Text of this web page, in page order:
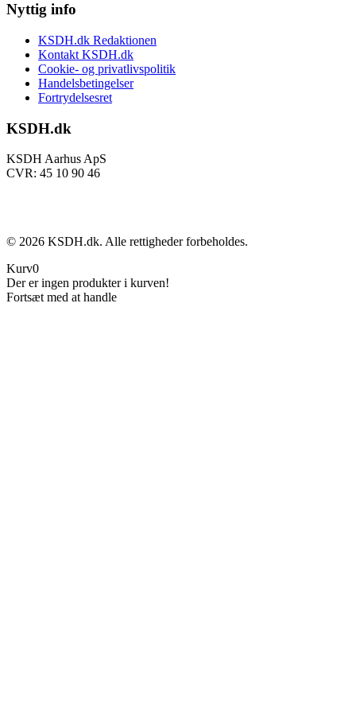
Nyttig info
KSDH.dk Redaktionen
Kontakt KSDH.dk
Cookie- og privatlivspolitik
Handelsbetingelser
Fortrydelsesret
KSDH.dk
KSDH Aarhus ApS
CVR: 45 10 90 46
© 2026 KSDH.dk. Alle rettigheder forbeholdes.
Kurv0
Der er ingen produkter i kurven!
Fortsæt med at handle